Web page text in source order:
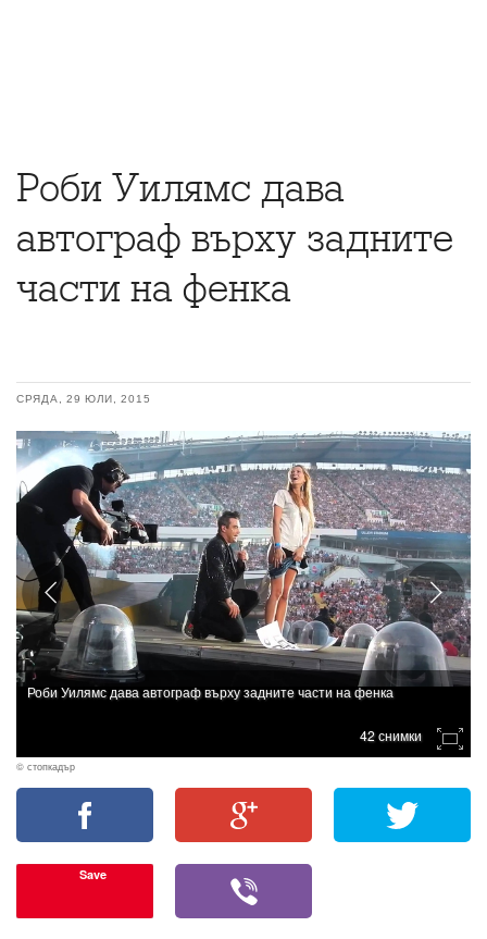
Роби Уилямс дава
автограф върху задните
части на фенка
СРЯДА, 29 ЮЛИ, 2015
Роби Уилямс дава автограф върху задните части на фенка
42 снимки
© стопкадър
Save